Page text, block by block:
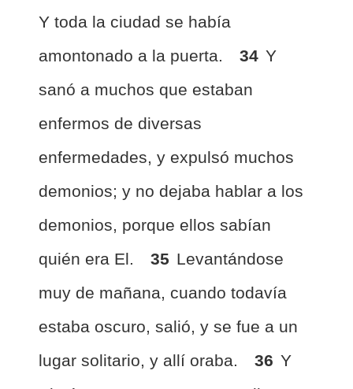
Y toda la ciudad se había
amontonado a la puerta.
34 Y
sanó a muchos que estaban
enfermos de diversas
enfermedades, y expulsó muchos
demonios; y no dejaba hablar a los
demonios, porque ellos sabían
quién era El.
35 Levantándose
muy de mañana, cuando todavía
estaba oscuro, salió, y se fue a un
lugar solitario, y allí oraba.
36 Y